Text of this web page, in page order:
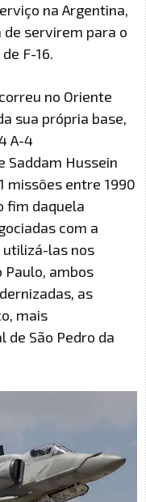
na Argentina,
servirem para o
F-16.
no Oriente
sua própria base,
A-4
Saddam Hussein
missões entre 1990
fim daquela
com a
utilizá-las nos
Paulo, ambos
as
mais
de São Pedro da